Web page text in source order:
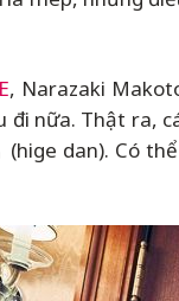
, Narazaki
nữa. Thật ra,
dan). Có